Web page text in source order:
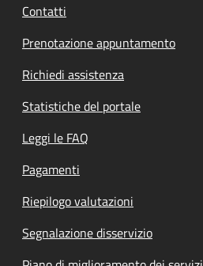
Contatti
Prenotazione appuntamento
Richiedi assistenza
Statistiche del portale
Leggi le FAQ
Pagamenti
Riepilogo valutazioni
Segnalazione disservizio